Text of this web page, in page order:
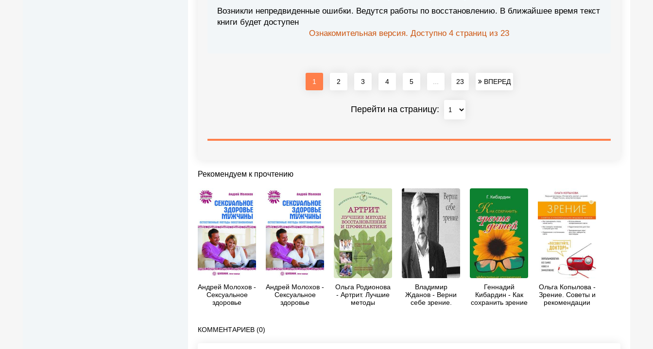
Возникли непредвиденные ошибки. Ведутся работы по восстановлению. В ближайшее время текст
книги будет доступен
Ознакомительная версия. Доступно 4 страниц из 23
1 2 3 4 5 23 ВПЕРЕД
Перейти на страницу:
Рекомендуем к прочтению
Андрей Молохов -
Сексуальное
здоровье
методы
восстановления
Андрей Молохов -
Сексуальное
здоровье
Ольга Родионова
- Артрит. Лучшие
методы
Владимир
Жданов - Верни
себе зрение.
Геннадий
Кибардин - Как
сохранить зрение
Ольга Копылова -
Зрение. Советы и
рекомендации
КОММЕНТАРИЕВ (0)